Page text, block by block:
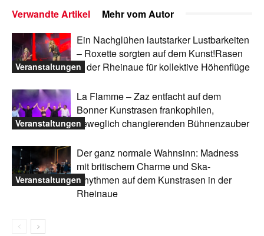
Verwandte Artikel Mehr vom Autor
Veranstaltungen
Ein Nachglühen lautstarker Lustbarkeiten
– Roxette sorgten auf dem Kunst!Rasen
in der Rheinaue für kollektive Höhenflüge
Veranstaltungen
La Flamme – Zaz entfacht auf dem
Bonner Kunstrasen frankophilen,
beweglich changierenden Bühnenzauber
Veranstaltungen
Der ganz normale Wahnsinn: Madness
mit britischem Charme und Ska-
Rhythmen auf dem Kunstrasen in der
Rheinaue